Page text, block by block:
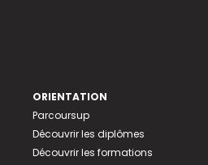
ORIENTATION
Parcoursup
Découvrir les diplômes
Découvrir les formations